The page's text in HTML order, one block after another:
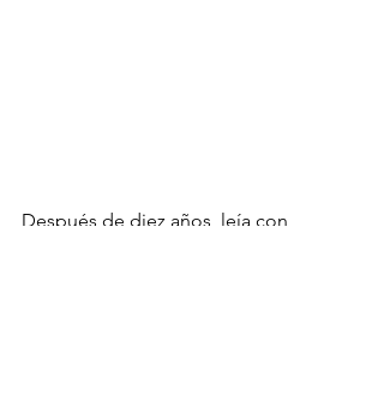
Después de diez años, leía con